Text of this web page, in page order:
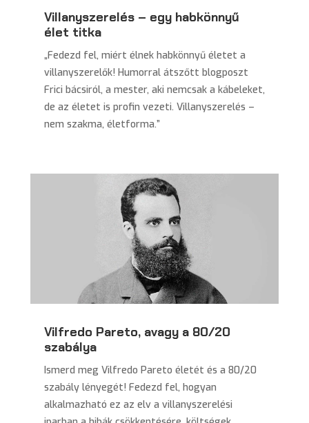
Villanyszerelés – egy habkönnyű
élet titka
„Fedezd fel, miért élnek habkönnyű életet a
villanyszerelők! Humorral átszőtt blogposzt
Frici bácsiról, a mester, aki nemcsak a kábeleket,
de az életet is profin vezeti. Villanyszerelés –
nem szakma, életforma.”
Vilfredo Pareto, avagy a 80/20
szabálya
Ismerd meg Vilfredo Pareto életét és a 80/20
szabály lényegét! Fedezd fel, hogyan
alkalmazható ez az elv a villanyszerelési